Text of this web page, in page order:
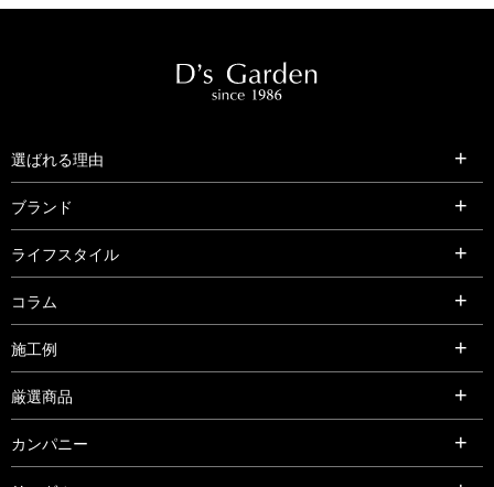
選ばれる理由
ブランド
ライフスタイル
コラム
施工例
厳選商品
カンパニー